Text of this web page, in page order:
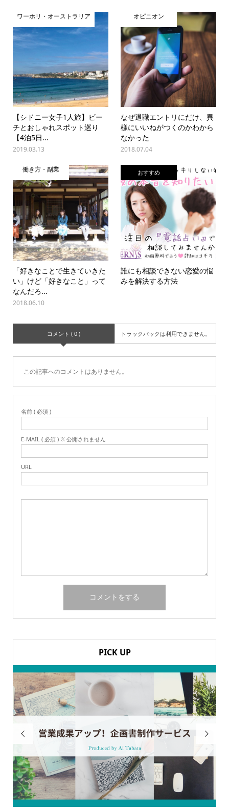
ワーホリ・オーストラリア
【シドニー女子1人旅】ビー
チとおしゃれスポット巡り
【4泊5日...
2019.03.13
オピニオン
なぜ退職エントリにだけ、異
様にいいねがつくのかわから
なかった
2018.07.04
働き方・副業
「好きなことで生きていきた
い」けど「好きなこと」って
なんだろ...
2018.06.10
おすすめ
誰にも相談できない恋愛の悩
みを解決する方法
コメント ( 0 ) トラックバックは利用できません。
この記事へのコメントはありません。
名前 ( 必須 )
E-MAIL ( 必須 ) ※ 公開されません
URL
PICK UP
 